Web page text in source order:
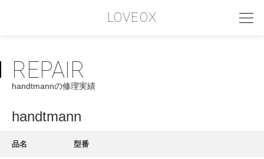
LOVEOX
PHILOSOPHY
フィロソフィー
COMPANY PROFILE
REPAIR
handtmannの修理実績
handtmann
品名 型番